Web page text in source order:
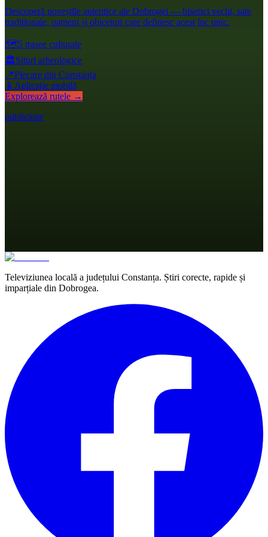
Descoperă poveștile autentice ale Dobrogei — biserici vechi, sate
tradiționale, oameni și obiceiuri care definesc acest loc unic.
🗺️5 trasee culturale
🏛️Situri arheologice
📍Plecare din Constanța
📱 Aplicație mobilă
Explorează rutele →
publicitate
Televiziunea locală a județului Constanța. Știri corecte, rapide și
imparțiale din Dobrogea.